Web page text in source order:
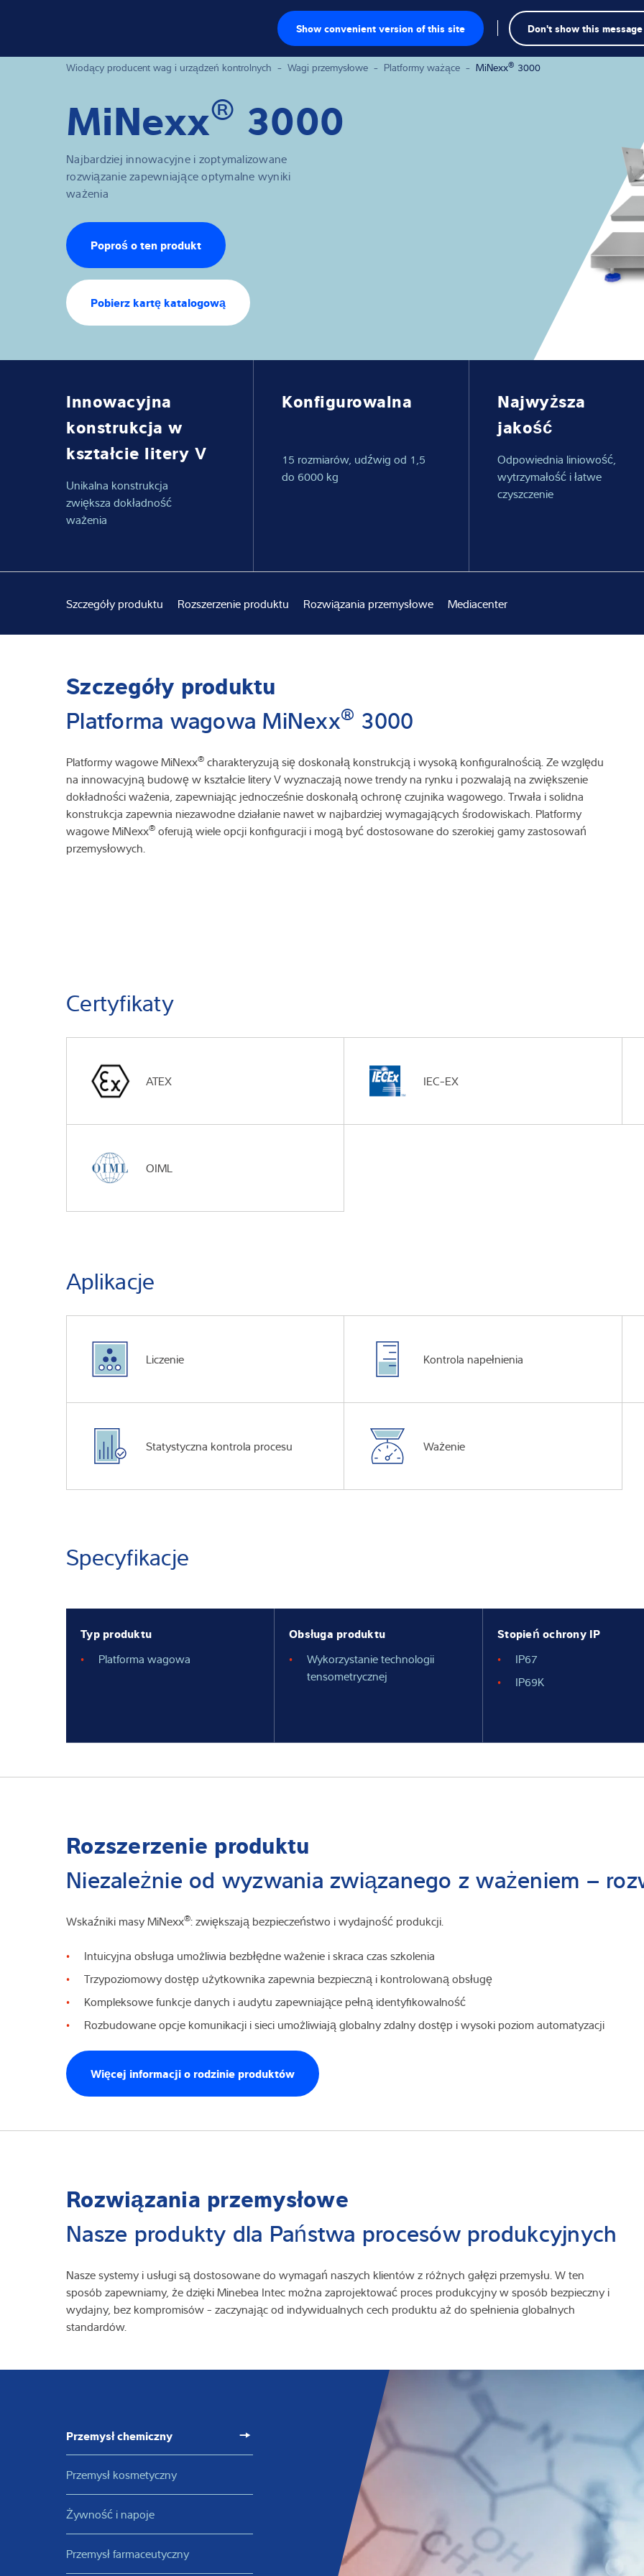
Show convenient version of this site Don't show this
Czujniki wagowe
Wagi przemysłowe
Rozwiązania w zakresie inspekcji
Rozwiązania przemysłowe
Wiodący producent wag i urządzeń kontrolnych - Wagi przemysłowe - Platformy ważące - MiNexx® 3000
MiNexx® 3000
Najbardziej innowacyjne i zoptymalizowane
rozwiązanie zapewniające optymalne wyniki
ważenia
Poproś o ten produkt
Pobierz kartę katalogową
Innowacyjna
konstrukcja w
kształcie litery V
Unikalna konstrukcja
zwiększa dokładność
ważenia
Konfigurowalna
15 rozmiarów, udźwig od 1,5
do 6000 kg
Najwyższa
jakość
Odpowiednia liniowość,
wytrzymałość i łatwe
czyszczenie
Szczegóły produktu Rozszerzenie produktu Rozwiązania przemysłowe Mediacenter
Szczegóły produktu
Platforma wagowa MiNexx® 3000
Platformy wagowe MiNexx® charakteryzują się doskonałą konstrukcją i wysoką konfiguralnością. Ze względu
na innowacyjną budowę w kształcie litery V wyznaczają nowe trendy na rynku i pozwalają na zwiększenie
dokładności ważenia, zapewniając jednocześnie doskonałą ochronę czujnika wagowego. Trwała i solidna
konstrukcja zapewnia niezawodne działanie nawet w najbardziej wymagających środowiskach. Platformy
wagowe MiNexx® oferują wiele opcji konfiguracji i mogą być dostosowane do szerokiej gamy zastosowań
przemysłowych.
Certyfikaty
ATEX IEC-EX
OIML
Aplikacje
Liczenie Kontrola napełnienia
Statystyczna kontrola procesu Ważenie
Specyfikacje
Typ produktu
Platforma wagowa
Obsługa produktu
Wykorzystanie technologii
tensometrycznej
Stopień ochrony IP
IP67
IP69K
Rozszerzenie produktu
Niezależnie od wyzwania związanego z ważeniem –
Wskaźniki masy MiNexx®: zwiększają bezpieczeństwo i wydajność produkcji.
Intuicyjna obsługa umożliwia bezbłędne ważenie i skraca czas szkolenia
Trzypoziomowy dostęp użytkownika zapewnia bezpieczną i kontrolowaną obsługę
Kompleksowe funkcje danych i audytu zapewniające pełną identyfikowalność
Rozbudowane opcje komunikacji i sieci umożliwiają globalny zdalny dostęp i wysoki poziom automatyzacji
Więcej informacji o rodzinie produktów
Rozwiązania przemysłowe
Nasze produkty dla Państwa procesów produkcyjnych
Nasze systemy i usługi są dostosowane do wymagań naszych klientów z różnych gałęzi przemysłu. W ten
sposób zapewniamy, że dzięki Minebea Intec można zaprojektować proces produkcyjny w sposób bezpieczny i
wydajny, bez kompromisów - zaczynając od indywidualnych cech produktu aż do spełnienia globalnych
standardów.
Przemysł chemiczny​
Przemysł kosmetyczny
Żywność i napoje
Przemysł farmaceutyczny